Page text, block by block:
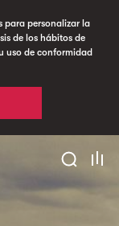
para personalizar la
de los hábitos de
uso de conformidad